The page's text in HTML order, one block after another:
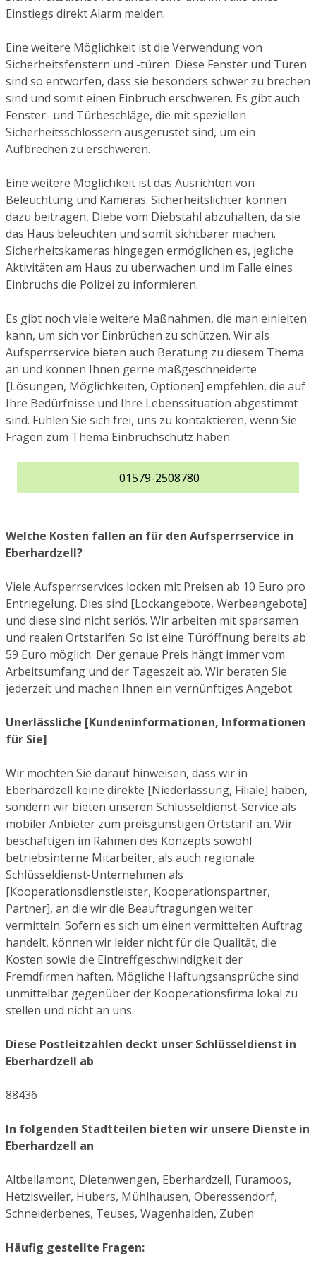
Einstiegs direkt Alarm melden.
Eine weitere Möglichkeit ist die Verwendung von
Sicherheitsfenstern und -türen. Diese Fenster und Türen
sind so entworfen, dass sie besonders schwer zu brechen
sind und somit einen Einbruch erschweren. Es gibt auch
Fenster- und Türbeschläge, die mit speziellen
Sicherheitsschlössern ausgerüstet sind, um ein
Aufbrechen zu erschweren.
Eine weitere Möglichkeit ist das Ausrichten von
Beleuchtung und Kameras. Sicherheitslichter können
dazu beitragen, Diebe vom Diebstahl abzuhalten, da sie
das Haus beleuchten und somit sichtbarer machen.
Sicherheitskameras hingegen ermöglichen es, jegliche
Aktivitäten am Haus zu überwachen und im Falle eines
Einbruchs die Polizei zu informieren.
Es gibt noch viele weitere Maßnahmen, die man einleiten
kann, um sich vor Einbrüchen zu schützen. Wir als
Aufsperrservice bieten auch Beratung zu diesem Thema
an und können Ihnen gerne maßgeschneiderte
[Lösungen, Möglichkeiten, Optionen] empfehlen, die auf
Ihre Bedürfnisse und Ihre Lebenssituation abgestimmt
sind. Fühlen Sie sich frei, uns zu kontaktieren, wenn Sie
Fragen zum Thema Einbruchschutz haben.
01579-2508780
Welche Kosten fallen an für den Aufsperrservice in
Eberhardzell?
Viele Aufsperrservices locken mit Preisen ab 10 Euro pro
Entriegelung. Dies sind [Lockangebote, Werbeangebote]
und diese sind nicht seriös. Wir arbeiten mit sparsamen
und realen Ortstarifen. So ist eine Türöffnung bereits ab
59 Euro möglich. Der genaue Preis hängt immer vom
Arbeitsumfang und der Tageszeit ab. Wir beraten Sie
jederzeit und machen Ihnen ein vernünftiges Angebot.
Unerlässliche [Kundeninformationen, Informationen
für Sie]
Wir möchten Sie darauf hinweisen, dass wir in
Eberhardzell keine direkte [Niederlassung, Filiale] haben,
sondern wir bieten unseren Schlüsseldienst-Service als
mobiler Anbieter zum preisgünstigen Ortstarif an. Wir
beschäftigen im Rahmen des Konzepts sowohl
betriebsinterne Mitarbeiter, als auch regionale
Schlüsseldienst-Unternehmen als
[Kooperationsdienstleister, Kooperationspartner,
Partner], an die wir die Beauftragungen weiter
vermitteln. Sofern es sich um einen vermittelten Auftrag
handelt, können wir leider nicht für die Qualität, die
Kosten sowie die Eintreffgeschwindigkeit der
Fremdfirmen haften. Mögliche Haftungsansprüche sind
unmittelbar gegenüber der Kooperationsfirma lokal zu
stellen und nicht an uns.
Diese Postleitzahlen deckt unser Schlüsseldienst in
Eberhardzell ab
88436
In folgenden Stadtteilen bieten wir unsere Dienste in
Eberhardzell an
Altbellamont, Dietenwengen, Eberhardzell, Füramoos,
Hetzisweiler, Hubers, Mühlhausen, Oberessendorf,
Schneiderbenes, Teuses, Wagenhalden, Zuben
Häufig gestellte Fragen: